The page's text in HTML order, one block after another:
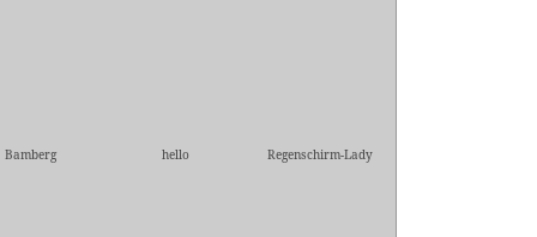
Bamberg hello Regenschirm-Lady